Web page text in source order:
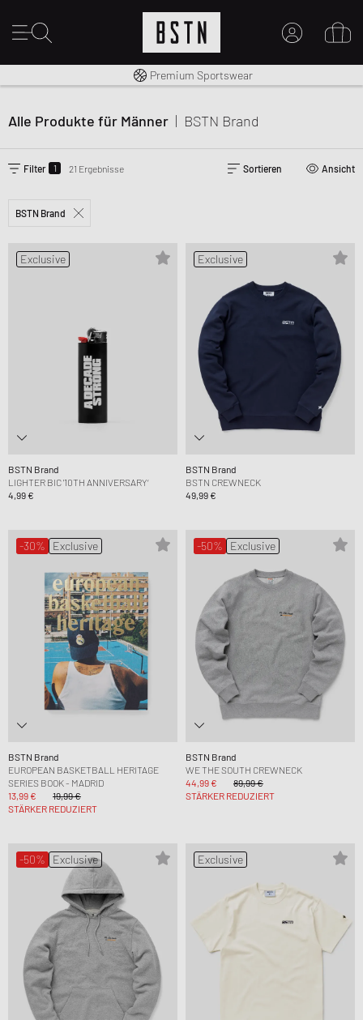
EINEN ACCOUNT ERSTELLEN
Kostenloser Versand nach DE ab € 70
Premium Sportswear
14 Tage Rückgaberecht
Alle Produkte für Männer | BSTN Brand
Filter 1 21 Ergebnisse Sortieren Ansicht
BSTN Brand
Exclusive
BSTN Brand
LIGHTER BIC '10TH ANNIVERSARY‘
4,99 €
Exclusive
BSTN Brand
BSTN CREWNECK
49,99 €
-30% Exclusive
BSTN Brand
EUROPEAN BASKETBALL HERITAGE
SERIES BOOK - MADRID
13,99 €
19,99 €
STÄRKER REDUZIERT
-50% Exclusive
BSTN Brand
WE THE SOUTH CREWNECK
44,99 €
89,99 €
STÄRKER REDUZIERT
-50% Exclusive Exclusive